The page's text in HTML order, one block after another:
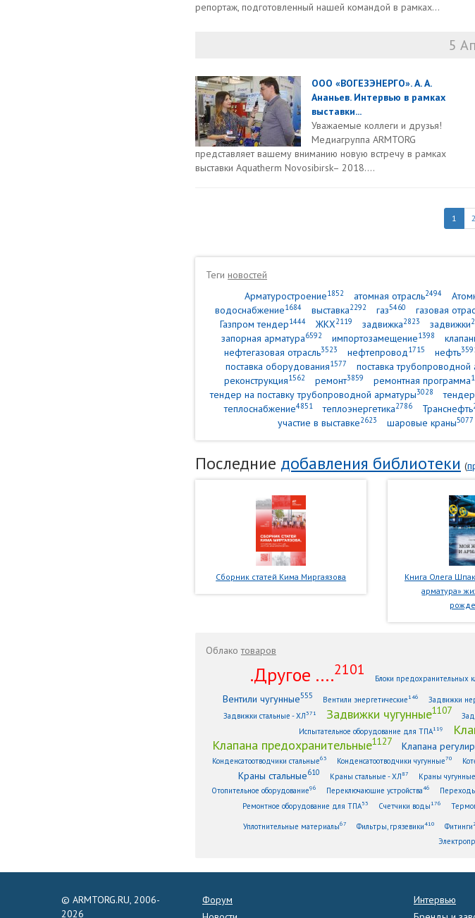
репортаж, подготовленный нашей командой в рамках...
5
ООО «ВОГЕЗЭНЕРГО». А. А.
Ананьев. Интервью в рамках
выставки...
Уважаемые коллеги и друзья!
Медиагруппа ARMTORG
представляет вашему вниманию новую встречу в рамках
выставки Aquatherm Novosibirsk– 2018....
1 2
Теги новостей
Арматуростроение1852 атомная отрасль2494
водоснабжение1684 выставка2292 газ5460 газовая
Газпром тендер1444 ЖКХ2119 задвижка2823 задвижки
запорная арматура6592 импортозамещение1398
нефтегазовая отрасль3523 нефтепровод1715 нефть
поставка оборудования1577 поставка трубопроводной
реконструкция1562 ремонт3859 ремонтная программа
тендер на поставку трубопроводной арматуры3028
теплоснабжение4851 теплоэнергетика2786 Транснефть
участие в выставке2623 шаровые краны5077
Последние добавления библиотеки (
Сборник статей Кима Миргаязова
Книга Олега
арматура»
Облакотоваров
.Другое ....2101
Блоки предохранительных
Вентили чугунные555 Вентили энергетические146 Задвижки
Задвижки стальные - ХЛ371 Задвижки чугунные1107
Испытательное оборудование для ТПА119
Клапана предохранительные1127 Клапана
Конденсатоотводчики стальные63 Конденсатоотводчики чугунные70
Краны стальные610 Краны стальные - ХЛ87 Краны чугунные
Отопительное оборудование96 Переключающие устройства46
Ремонтное оборудование для ТПА53 Счетчики воды176
Уплотнительные материалы67 Фильтры, грязевики410 Фитинги
© ARMTORG.RU, 2006-
2026
Форум
Интервью